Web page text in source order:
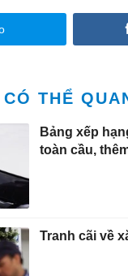
THỂ
Bảng xếp
toàn cầu,
Tranh cãi về